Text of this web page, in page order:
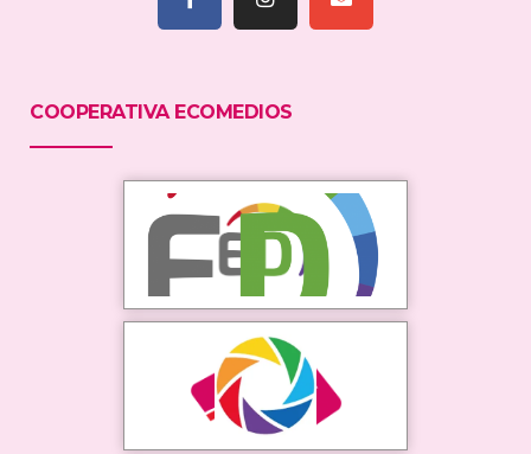
COOPERATIVA ECOMEDIOS